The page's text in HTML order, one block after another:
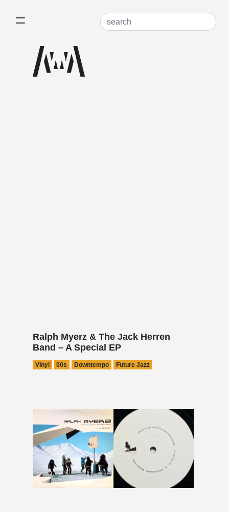
Ralph Myerz & The Jack Herren
Band – A Special EP
Vinyl 00s Downtempo Future Jazz